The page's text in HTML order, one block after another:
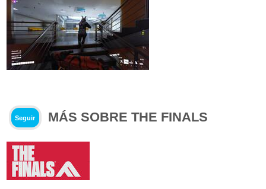
Seguir MÁS SOBRE THE FINALS